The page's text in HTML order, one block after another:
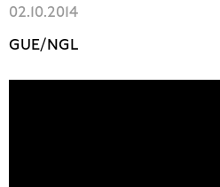
Eurokrise
02.10.2014
GUE/NGL